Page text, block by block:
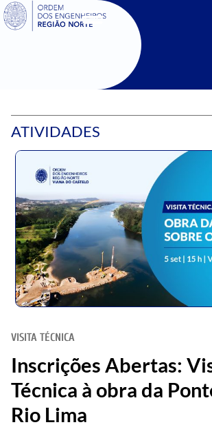
SIGOE
ATIVIDADES
VISITA TÉCNICA
Inscrições Abertas:
Técnica à obra da
Rio Lima